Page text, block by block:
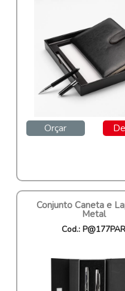
Orçar
Conjunto Caneta e
Metal
Cod.: P@177PAR